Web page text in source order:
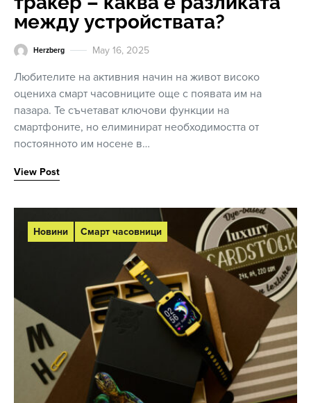
между устройствата?
Herzberg May 16, 2025
Любителите на активния начин на живот високо
оцениха смарт часовниците още с появата им на
пазара. Те съчетават ключови функции на
смартфоните, но елиминират необходимостта от
постоянното им носене в…
View Post
Новини Смарт часовници